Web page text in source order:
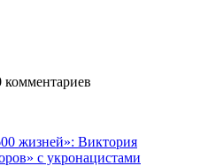
комментариев
жизней»: Виктория
с укронацистами